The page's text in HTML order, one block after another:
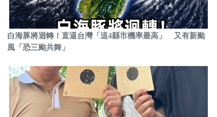
白海豚將迴轉！直逼台灣「這4縣市機率最高」 又有新颱
風「恐三颱共舞」